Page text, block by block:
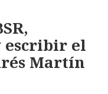
escribir el
Martín